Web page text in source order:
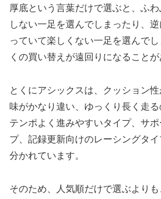
厚底という言葉だけで選ぶと、ふ
しない一足を選んでしまったり、
っていて楽しくない一足を選んで
くの買い替えが遠回りになることが
とくにアシックスは、クッション
味がかなり違い、ゆっくり長く走る
テンポよく進みやすいタイプ、サ
プ、記録更新向けのレーシングタ
分かれています。
そのため、人気順だけで選ぶよりも